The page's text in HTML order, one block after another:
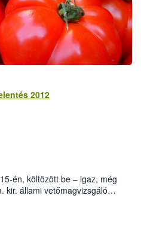
2012
én, költözött be – igaz, még
kir. állami vetőmagvizsgáló
alatti, Czigler Győző által